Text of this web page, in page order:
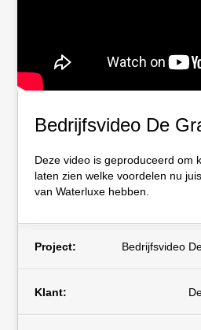
Bedrijfsvideo De
Deze video is geproduceerd om
laten zien welke voordelen nu
van Waterluxe hebben.
Project: Bedrijfsvideo
Klant: